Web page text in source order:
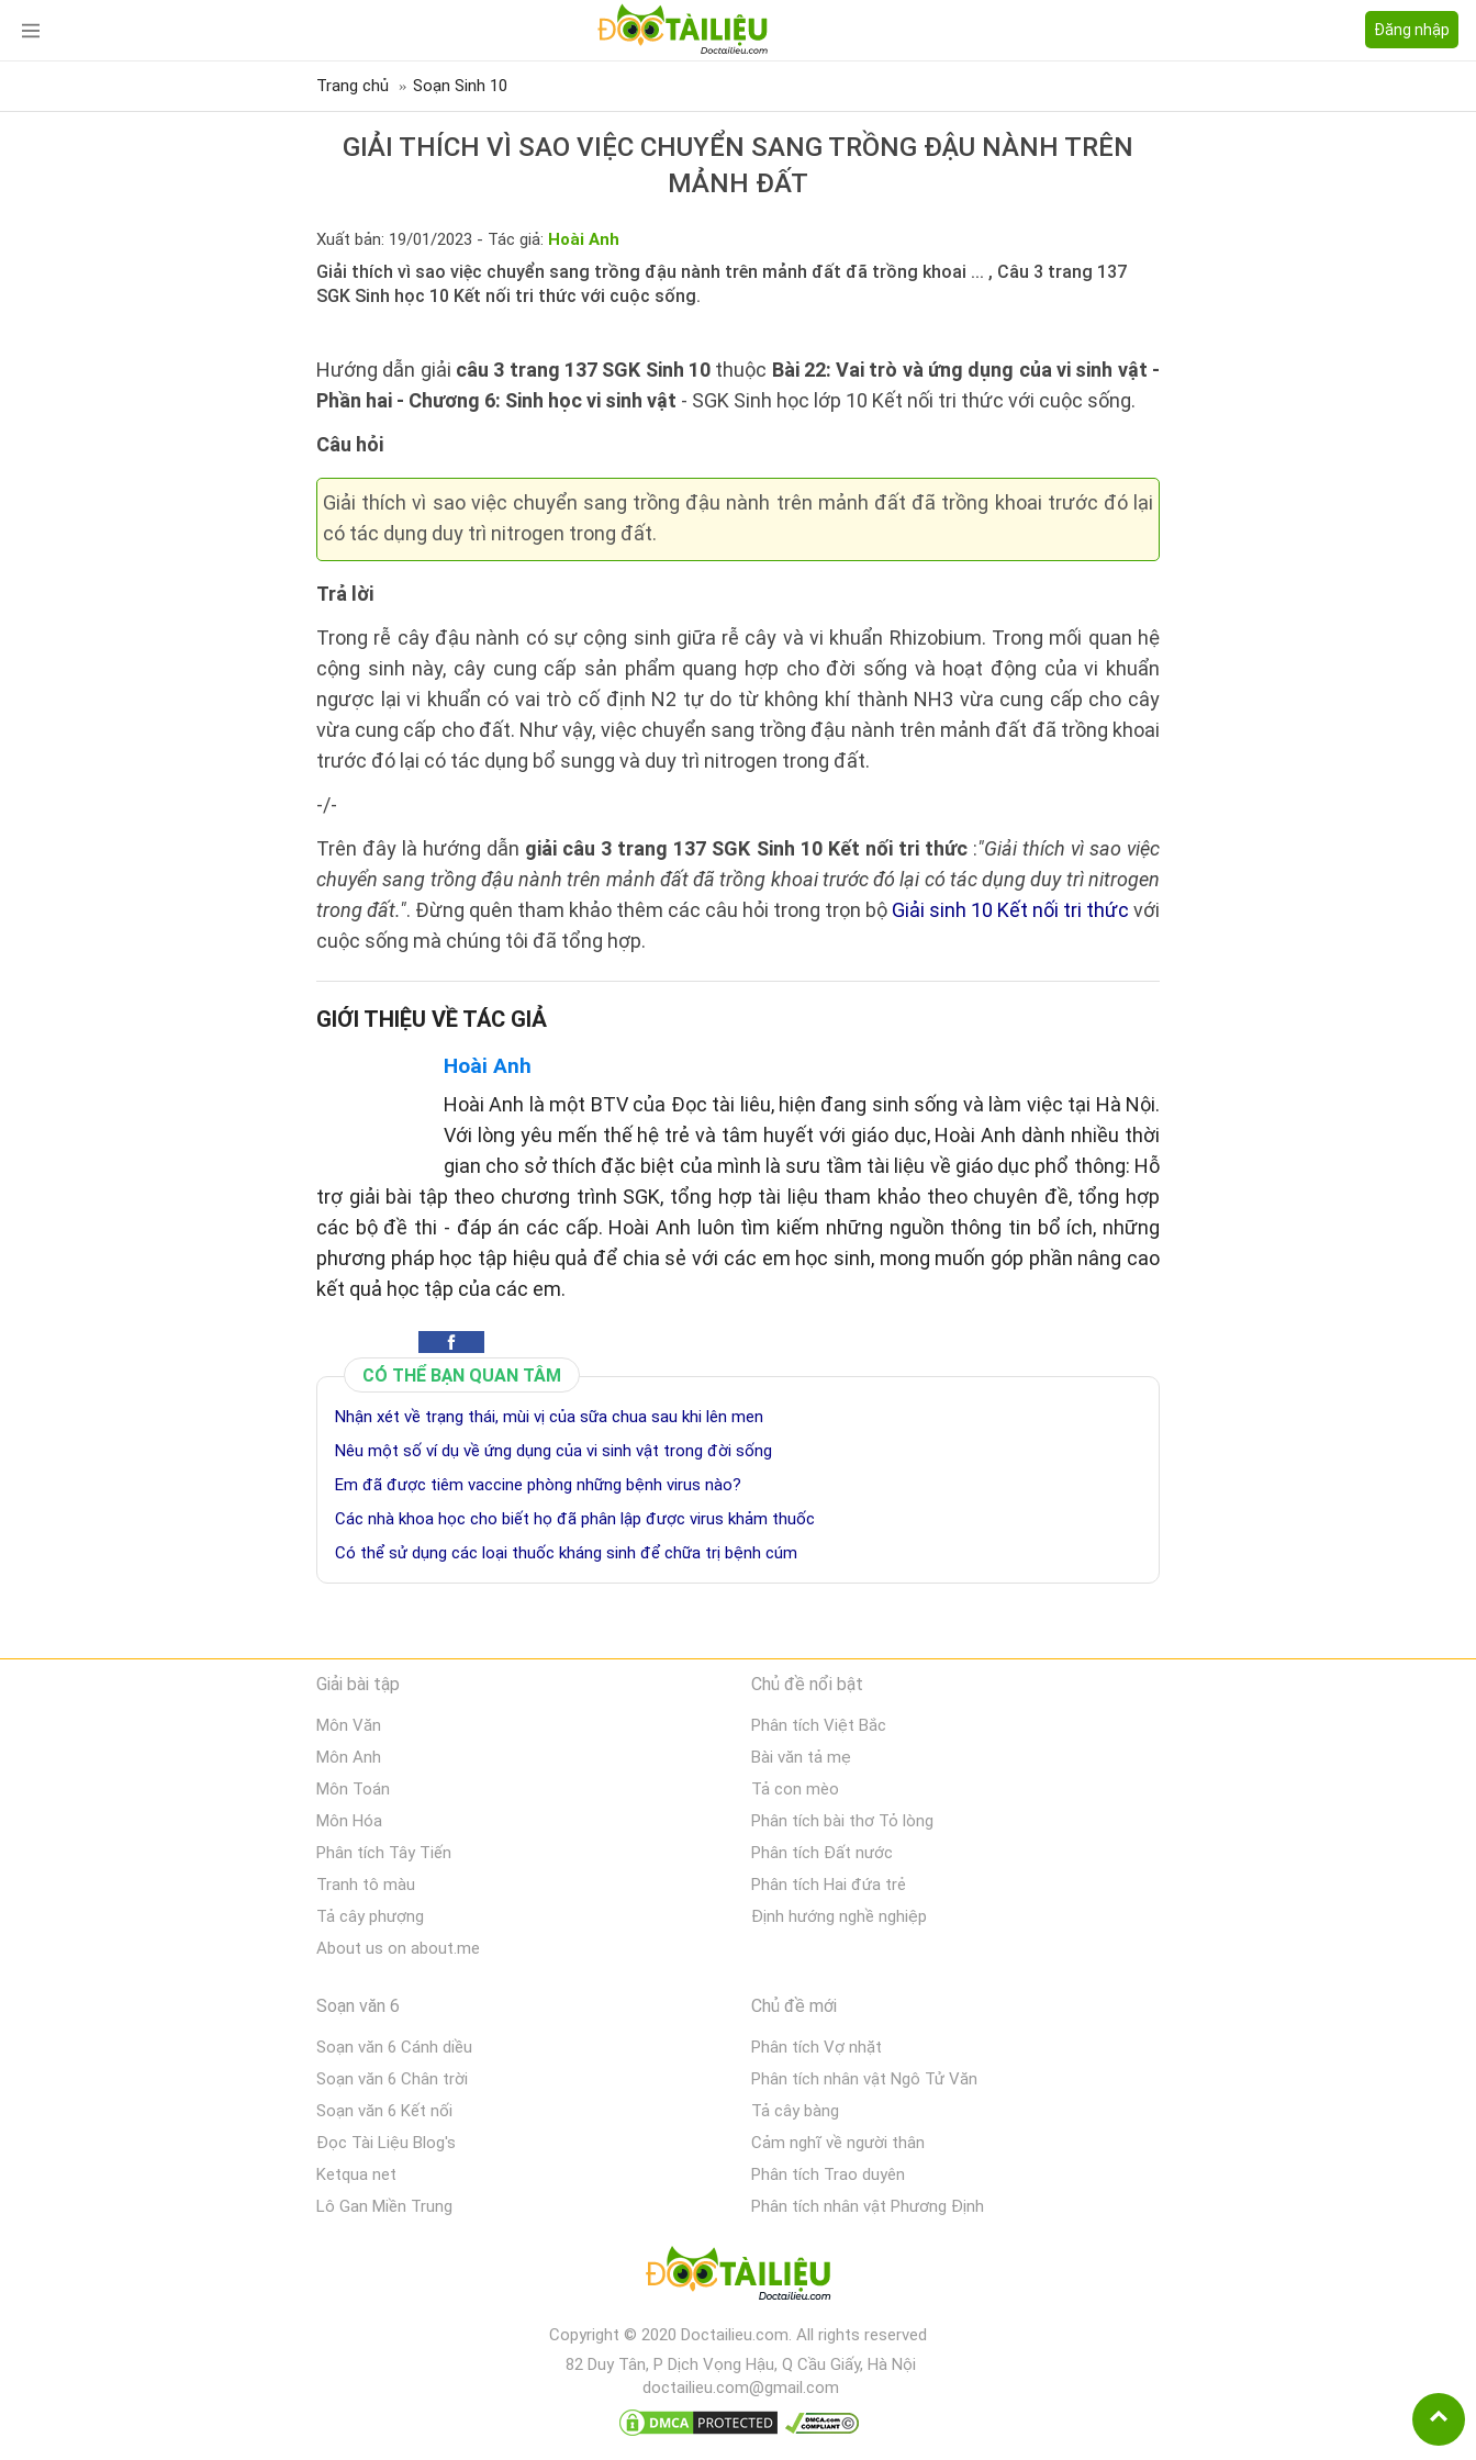
Đăng nhập
Trang chủ Soạn Sinh 10
GIẢI THÍCH VÌ SAO VIỆC CHUYỂN SANG TRỒNG ĐẬU NÀNH TRÊN
MẢNH ĐẤT
Xuất bản: 19/01/2023 - Tác giả: Hoài Anh
Giải thích vì sao việc chuyển sang trồng đậu nành trên mảnh đất đã trồng khoai ... , Câu 3 trang 137
SGK Sinh học 10 Kết nối tri thức với cuộc sống.
Hướng dẫn giải câu 3 trang 137 SGK Sinh 10thuộc Bài 22: Vai trò và ứng dụng của vi sinh vật -
Phần hai - Chương 6: Sinh học vi sinh vật - SGK Sinh học lớp 10 Kết nối tri thức với cuộc sống.
Câu hỏi
Giải thích vì sao việc chuyển sang trồng đậu nành trên mảnh đất đã trồng khoai trước đó lại
có tác dụng duy trì nitrogen trong đất.
Trả lời
Trong rễ cây đậu nành có sự cộng sinh giữa rễ cây và vi khuẩn Rhizobium. Trong mối quan hệ
cộng sinh này, cây cung cấp sản phẩm quang hợp cho đời sống và hoạt động của vi khuẩn
ngược lại vi khuẩn có vai trò cố định N2 tự do từ không khí thành NH3 vừa cung cấp cho cây
vừa cung cấp cho đất. Như vậy, việc chuyển sang trồng đậu nành trên mảnh đất đã trồng khoai
trước đó lại có tác dụng bổ sungg và duy trì nitrogen trong đất.
-/-
Trên đây là hướng dẫn giải câu 3 trang 137 SGK Sinh 10 Kết nối tri thức :"Giải thích vì sao việc
chuyển sang trồng đậu nành trên mảnh đất đã trồng khoai trước đó lại có tác dụng duy trì nitrogen
trong đất.". Đừng quên tham khảo thêm các câu hỏi trong trọn bộ Giải sinh 10 Kết nối tri thức với
cuộc sống mà chúng tôi đã tổng hợp.
GIỚI THIỆU VỀ TÁC GIẢ
Hoài Anh
Hoài Anh là một BTV của Đọc tài liêu, hiện đang sinh sống và làm việc tại Hà Nội.
Với lòng yêu mến thế hệ trẻ và tâm huyết với giáo dục, Hoài Anh dành nhiều thời
gian cho sở thích đặc biệt của mình là sưu tầm tài liệu về giáo dục phổ thông: Hỗ
trợ giải bài tập theo chương trình SGK, tổng hợp tài liệu tham khảo theo chuyên đề, tổng hợp
các bộ đề thi - đáp án các cấp. Hoài Anh luôn tìm kiếm những nguồn thông tin bổ ích, những
phương pháp học tập hiệu quả để chia sẻ với các em học sinh, mong muốn góp phần nâng cao
kết quả học tập của các em.
CÓ THỂ BẠN QUAN TÂM
Nhận xét về trạng thái, mùi vị của sữa chua sau khi lên men
Nêu một số ví dụ về ứng dụng của vi sinh vật trong đời sống
Em đã được tiêm vaccine phòng những bệnh virus nào?
Các nhà khoa học cho biết họ đã phân lập được virus khảm thuốc
Có thể sử dụng các loại thuốc kháng sinh để chữa trị bệnh cúm
Giải bài tập
Môn Văn
Môn Anh
Môn Toán
Môn Hóa
Phân tích Tây Tiến
Tranh tô màu
Tả cây phượng
About us on about.me
Chủ đề nổi bật
Phân tích Việt Bắc
Bài văn tả mẹ
Tả con mèo
Phân tích bài thơ Tỏ lòng
Phân tích Đất nước
Phân tích Hai đứa trẻ
Định hướng nghề nghiệp
Soạn văn 6
Soạn văn 6 Cánh diều
Soạn văn 6 Chân trời
Soạn văn 6 Kết nối
Đọc Tài Liệu Blog's
Ketqua net
Lô Gan Miền Trung
Chủ đề mới
Phân tích Vợ nhặt
Phân tích nhân vật Ngô Tử Văn
Tả cây bàng
Cảm nghĩ về người thân
Phân tích Trao duyên
Phân tích nhân vật Phương Định
Copyright © 2020 Doctailieu.com. All rights reserved
82 Duy Tân, P Dịch Vọng Hậu, Q Cầu Giấy, Hà Nội
doctailieu.com@gmail.com